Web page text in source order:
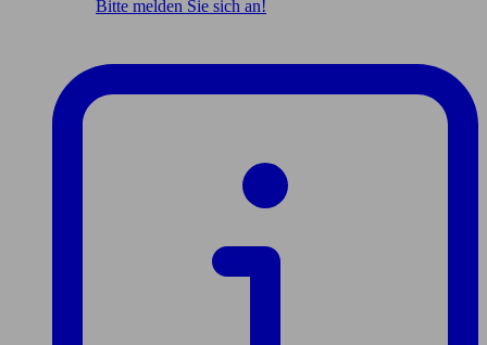
Bitte melden Sie sich an!